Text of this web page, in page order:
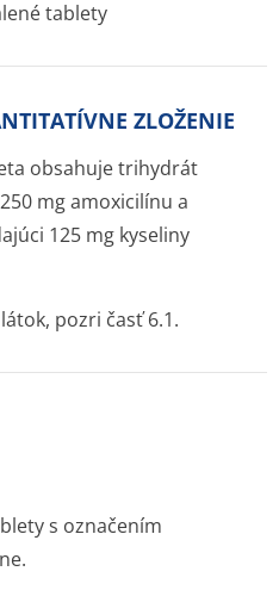
tablety
ZLOŽENIE
obsahuje trihydrát
mg amoxicilínu a
125 mg kyseliny
pozri časť 6.1.
s označením